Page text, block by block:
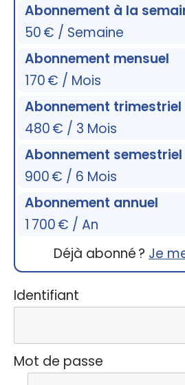
Abonnement à la
50 € / Semaine
Abonnement mensuel
170 € / Mois
Abonnement trimestriel
480 € / 3 Mois
Abonnement semestriel
900 € / 6 Mois
Abonnement annuel
1 700 € / An
Déjà abonné ? Je
Identifiant
Mot de passe